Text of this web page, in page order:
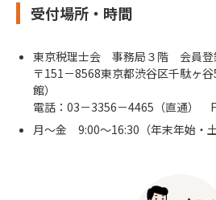
受付場所・時間
東京税理士会 事務局３階 会員登
〒151－8568東京都渋谷区千駄ヶ
館）
電話：03－3356－4465（直通）
月～金 9:00～16:30（年末年始・土